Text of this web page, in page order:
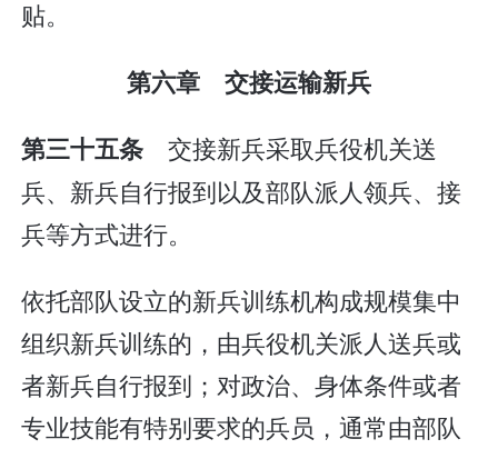
贴。
第六章 交接运输新兵
第三十五条 交接新兵采取兵役机关送
兵、新兵自行报到以及部队派人领兵、接
兵等方式进行。
依托部队设立的新兵训练机构成规模集中
组织新兵训练的，由兵役机关派人送兵或
者新兵自行报到；对政治、身体条件或者
专业技能有特别要求的兵员，通常由部队